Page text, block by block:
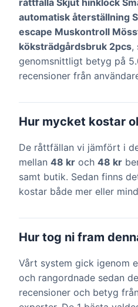
råttfälla Skjut hinklock
automatisk återställning
escape Muskontroll
köksträdgårdsbruk 2pcs,
genomsnittligt betyg på
recensioner från
Hur mycket kostar
De råttfällan vi jämfört i
mellan 48 kr och 48 kr
samt butik. Sedan finns
kostar både mer eller
Hur tog ni fram
Vårt system gick igenom
och rangordnade sedan
recensioner och betyg